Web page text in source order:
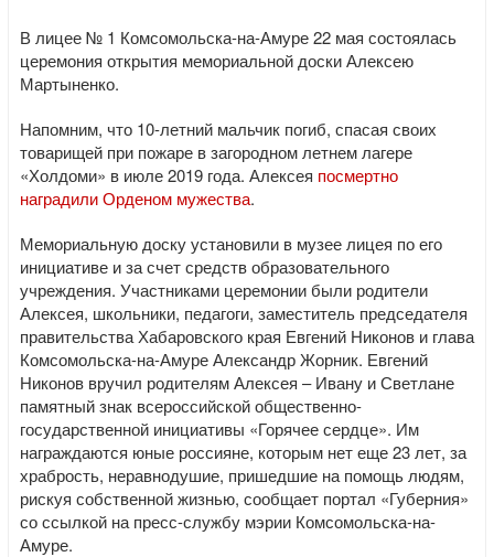
В лицее № 1 Комсомольска-на-Амуре 22 мая состоялась
церемония открытия мемориальной доски Алексею
Мартыненко.
Напомним, что 10-летний мальчик погиб, спасая своих
товарищей при пожаре в загородном летнем лагере
«Холдоми» в июле 2019 года. Алексея посмертно
наградили Орденом мужества.
Мемориальную доску установили в музее лицея по его
инициативе и за счет средств образовательного
учреждения. Участниками церемонии были родители
Алексея, школьники, педагоги, заместитель председателя
правительства Хабаровского края Евгений Никонов и глава
Комсомольска-на-Амуре Александр Жорник. Евгений
Никонов вручил родителям Алексея – Ивану и Светлане
памятный знак всероссийской общественно-
государственной инициативы «Горячее сердце». Им
награждаются юные россияне, которым нет еще 23 лет, за
храбрость, неравнодушие, пришедшие на помощь людям,
рискуя собственной жизнью, сообщает портал «Губерния»
со ссылкой на пресс-службу мэрии Комсомольска-на-
Амуре.